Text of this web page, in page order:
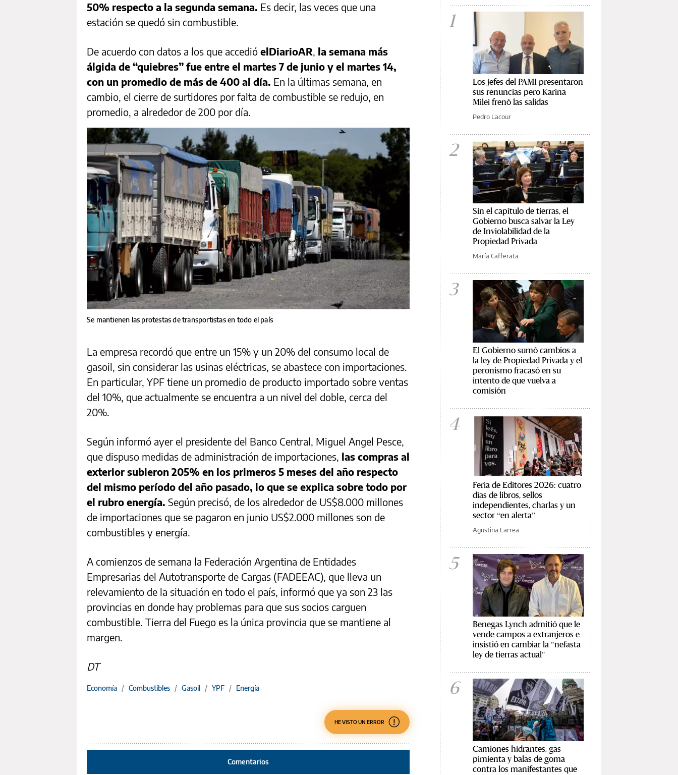
50% respecto a la segunda semana. Es decir, las veces que una
estación se quedó sin combustible.
De acuerdo con datos a los que accedió elDiarioAR, la semana más
álgida de “quiebres” fue entre el martes 7 de junio y el martes 14,
con un promedio de más de 400 al día. En la últimas semana, en
cambio, el cierre de surtidores por falta de combustible se redujo, en
promedio, a alrededor de 200 por día.
Se mantienen las protestas de transportistas en todo el país
La empresa recordó que entre un 15% y un 20% del consumo local de
gasoil, sin considerar las usinas eléctricas, se abastece con importaciones.
En particular, YPF tiene un promedio de producto importado sobre ventas
del 10%, que actualmente se encuentra a un nivel del doble, cerca del
20%.
Según informó ayer el presidente del Banco Central, Miguel Angel Pesce,
que dispuso medidas de administración de importaciones, las compras al
exterior subieron 205% en los primeros 5 meses del año respecto
del mismo período del año pasado, lo que se explica sobre todo por
el rubro energía. Según precisó, de los alrededor de US$8.000 millones
de importaciones que se pagaron en junio US$2.000 millones son de
combustibles y energía.
A comienzos de semana la Federación Argentina de Entidades
Empresarias del Autotransporte de Cargas (FADEEAC), que lleva un
relevamiento de la situación en todo el país, informó que ya son 23 las
provincias en donde hay problemas para que sus socios carguen
combustible. Tierra del Fuego es la única provincia que se mantiene al
margen.
DT
Economía / Combustibles / Gasoil / YPF / Energía
HE VISTO UN ERROR
Comentarios
1
Los jefes del PAMI presentaron
sus renuncias pero Karina
Milei frenó las salidas
Pedro Lacour
2
Sin el capítulo de tierras, el
Gobierno busca salvar la Ley
de Inviolabilidad de la
Propiedad Privada
María Cafferata
3
El Gobierno sumó cambios a
la ley de Propiedad Privada y el
peronismo fracasó en su
intento de que vuelva a
comisión
4
Feria de Editores 2026: cuatro
días de libros, sellos
independientes, charlas y un
sector “en alerta”
Agustina Larrea
5
Benegas Lynch admitió que le
vende campos a extranjeros e
insistió en cambiar la "nefasta
ley de tierras actual"
6
Camiones hidrantes, gas
pimienta y balas de goma
contra los manifestantes que